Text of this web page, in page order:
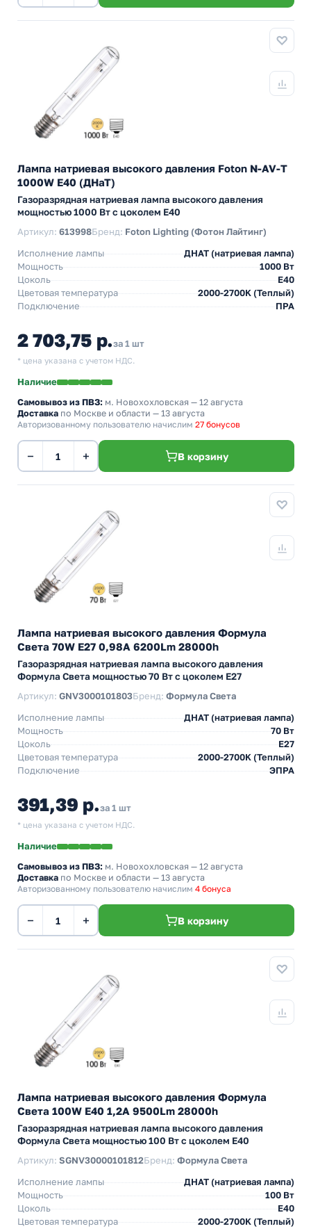
Лампа натриевая высокого давления Foton N-AV-T
1000W E40 (ДНаТ)
Газоразрядная натриевая лампа высокого давления
мощностью 1000 Вт с цоколем E40
Артикул: 613998Бренд: Foton Lighting (Фотон Лайтинг)
Исполнение лампы
ДНАТ (натриевая лампа)
Мощность
1000 Вт
Цоколь
E40
Цветовая температура
2000-2700K (Теплый)
Подключение
ПРА
2 703,75 р.за 1 шт
* цена указана с учетом НДС.
Наличие
Самовывоз из ПВЗ: м. Новохохловская — 12 августа
Доставка по Москве и области — 13 августа
Авторизованному пользователю начислим 27 бонусов
− + В корзину
Лампа натриевая высокого давления Формула
Света 70W E27 0,98A 6200Lm 28000h
Газоразрядная натриевая лампа высокого давления
Формула Света мощностью 70 Вт с цоколем E27
Артикул: GNV3000101803Бренд: Формула Света
Исполнение лампы
ДНАТ (натриевая лампа)
Мощность
70 Вт
Цоколь
E27
Цветовая температура
2000-2700K (Теплый)
Подключение
ЭПРА
391,39 р.за 1 шт
* цена указана с учетом НДС.
Наличие
Самовывоз из ПВЗ: м. Новохохловская — 12 августа
Доставка по Москве и области — 13 августа
Авторизованному пользователю начислим 4 бонуса
− + В корзину
Лампа натриевая высокого давления Формула
Света 100W E40 1,2A 9500Lm 28000h
Газоразрядная натриевая лампа высокого давления
Формула Света мощностью 100 Вт с цоколем E40
Артикул: SGNV30000101812Бренд: Формула Света
Исполнение лампы
ДНАТ (натриевая лампа)
Мощность
100 Вт
Цоколь
E40
Цветовая температура
2000-2700K (Теплый)